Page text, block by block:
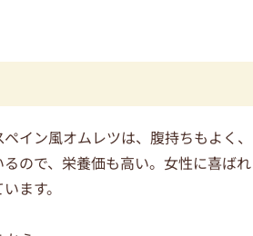
イン風オムレツは、腹持ちもよく、
ので、栄養価も高い。女性に喜ばれ
ます。